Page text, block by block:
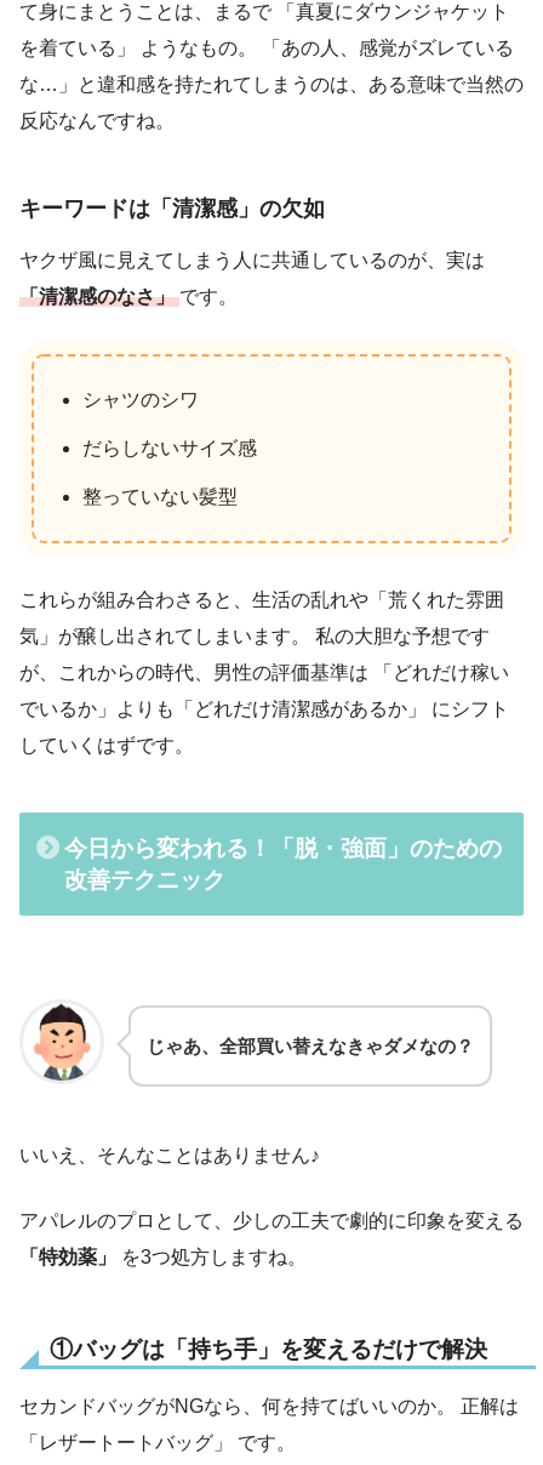
て身にまとうことは、まるで 「真夏にダウンジャケット
を着ている」 ようなもの。 「あの人、感覚がズレている
な…」と違和感を持たれてしまうのは、ある意味で当然の
反応なんですね。
キーワードは「清潔感」の欠如
ヤクザ風に見えてしまう人に共通しているのが、実は
「清潔感のなさ」です。
シャツのシワ
だらしないサイズ感
整っていない髪型
これらが組み合わさると、生活の乱れや「荒くれた雰囲
気」が醸し出されてしまいます。 私の大胆な予想です
が、これからの時代、男性の評価基準は 「どれだけ稼い
でいるか」よりも「どれだけ清潔感があるか」 にシフト
していくはずです。
今日から変われる！「脱・強面」のための
改善テクニック
じゃあ、全部買い替えなきゃダメなの？
いいえ、そんなことはありません♪
アパレルのプロとして、少しの工夫で劇的に印象を変える
「特効薬」
を3つ処方しますね。
①バッグは「持ち手」を変えるだけで解決
セカンドバッグがNGなら、何を持てばいいのか。 正解は
「レザートートバッグ」 です。